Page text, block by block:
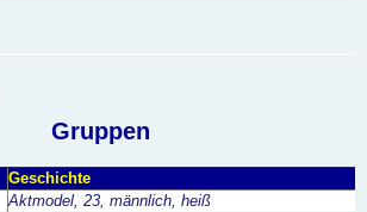
Gruppen
Geschichte
Aktmodel, 23, männlich, heiß